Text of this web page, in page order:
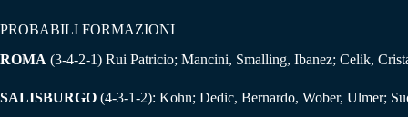
PROBABILI FORMAZIONI
ROMA (3-4-2-1) Rui Patricio; Mancini, Smalling, Ibanez; Celik,
SALISBURGO (4-3-1-2): Kohn; Dedic, Bernardo, Wober, Ulmer;